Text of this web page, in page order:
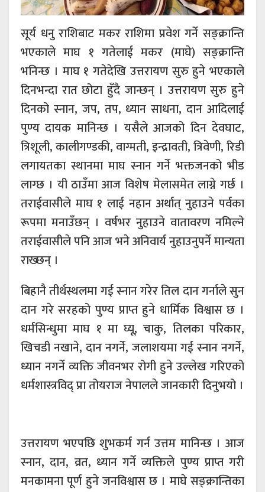
सूर्य धनु राशिबाट मकर राशिमा प्रवेश गर्ने सङ्क्रान्ति
भएकाले माघ १ गतेलाई मकर (माघे) सङ्क्रान्ति
भनिन्छ । माघ १ गतेदेखि उत्तरायण सुरु हुने भएकाले
दिनभन्दा रात छोटा हुँदै जान्छन् । उत्तरायण सुरु हुने
दिनको स्नान, जप, तप, ध्यान साधना, दान आदिलाई
पुण्य दायक मानिन्छ । यसैले आजको दिन देवघाट,
त्रिशूली, कालीगण्डकी, वाग्मती, इन्द्रावती, त्रिवेणी, रिडी
लगायतका स्थानमा माघ स्नान गर्ने भक्तजनको भीड
लाग्छ । यी ठाउँमा आज विशेष मेलासमेत लाग्ने गर्छ ।
तराईवासीले माघ १ लाई नहान अर्थात् नुहाउने पर्वका
रूपमा मनाउँछन् । वर्षभर नुहाउने वातावरण नमिल्ने
तराईवासीले पनि आज भने अनिवार्य नुहाउनुपर्ने मान्यता
राख्छन् ।
बिहानै तीर्थस्थलमा गई स्नान गरेर तिल दान गर्नाले सुन
दान गरे सरहको पुण्य प्राप्त हुने धार्मिक विश्वास छ ।
धर्मसिन्धुमा माघ १ मा घ्यू, चाकु, तिलका परिकार,
खिचडी नखाने, दान नगर्ने, जलाशयमा गई स्नान नगर्ने,
ध्यान नगर्ने व्यक्ति जीवनभर रोगी हुने उल्लेख गरिएको
धर्मशास्त्रविद् प्रा तोयराज नेपालले जानकारी दिनुभयो ।
उत्तरायण भएपछि शुभकर्म गर्न उत्तम मानिन्छ । आज
स्नान, दान, व्रत, ध्यान गर्ने व्यक्तिले पुण्य प्राप्त गरी
मनकामना पूर्ण हुने जनविश्वास छ । माघे सङ्क्रान्तिका